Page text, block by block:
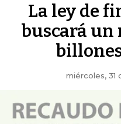
La ley de
buscará un
miércoles, 31